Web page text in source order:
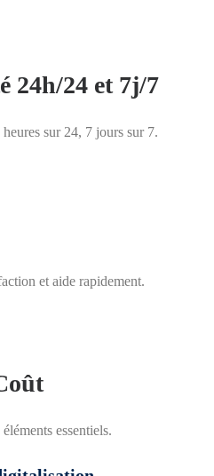
24h/24 et 7j/7
sur 24, 7 jours sur 7.
et aide rapidement.
essentiels.